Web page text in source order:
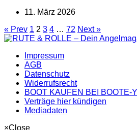
11. März 2026
« Prev 1 2 3 4 … 72 Next »
Impressum
AGB
Datenschutz
Widerrufsrecht
BOOT KAUFEN BEI BOOTE-
Verträge hier kündigen
Mediadaten
×Close